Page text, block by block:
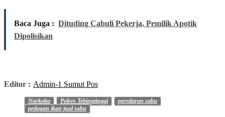
Baca Juga : Dituding Cabuli Pekerja, Pemilik Apotik
Dipolisikan
Editor : Admin-1 Sumut Pos
Narkoba Polres Tebingtinggi
peredaran sabu
pedagan ikan jual sabu